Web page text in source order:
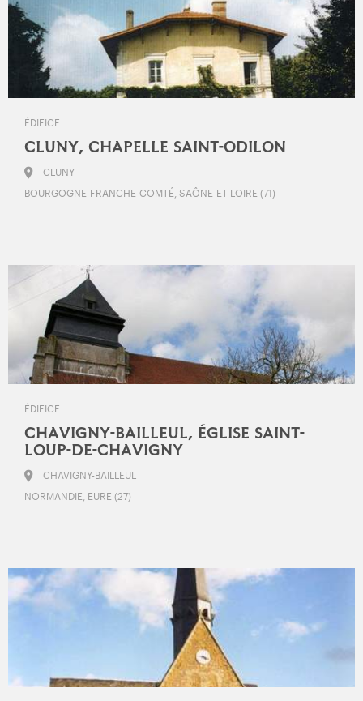
ÉDIFICE
CLUNY, CHAPELLE SAINT-ODILON
CLUNY
BOURGOGNE-FRANCHE-COMTÉ, SAÔNE-ET-LOIRE (71)
ÉDIFICE
CHAVIGNY-BAILLEUL, ÉGLISE SAINT-
LOUP-DE-CHAVIGNY
CHAVIGNY-BAILLEUL
NORMANDIE, EURE (27)